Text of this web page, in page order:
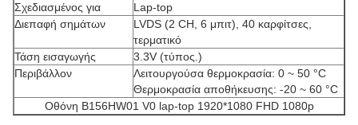
Σχεδιασμένος για
Lap-top
Διεπαφή σημάτων
LVDS (2 CH, 6 μπιτ), 40 καρφίτσες,
τερματικό
Τάση εισαγωγής
3.3V (τύπος.)
Περιβάλλον
Λειτουργούσα θερμοκρασία: 0 ~ 50 °C
Θερμοκρασία αποθήκευσης: -20 ~ 60 °C
Οθόνη B156HW01 V0 lap-top 1920*1080 FHD 1080p